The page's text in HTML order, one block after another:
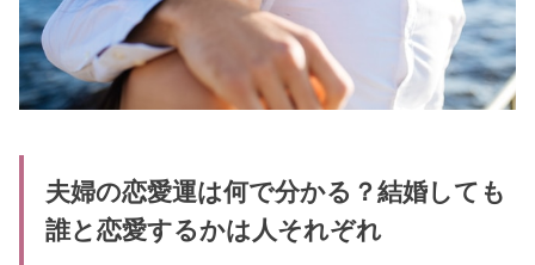
夫婦の恋愛運は何で分かる？結婚しても
誰と恋愛するかは人それぞれ